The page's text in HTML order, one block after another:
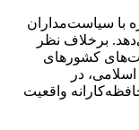
با سیاست‌مداران
برخلاف نظر
کشورهای
در
واقعیت